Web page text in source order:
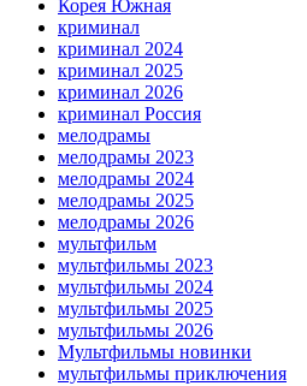
Корея Южная
криминал
криминал 2024
криминал 2025
криминал 2026
криминал Россия
мелодрамы
мелодрамы 2023
мелодрамы 2024
мелодрамы 2025
мелодрамы 2026
мультфильм
мультфильмы 2023
мультфильмы 2024
мультфильмы 2025
мультфильмы 2026
Мультфильмы новинки
мультфильмы приключения